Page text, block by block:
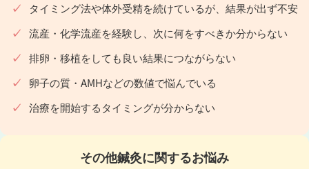
タイミング法や体外受精を続けているが、結果が出ず不安
流産・化学流産を経験し、次に何をすべきか分からない
排卵・移植をしても良い結果につながらない
卵子の質・AMHなどの数値で悩んでいる
治療を開始するタイミングが分からない
その他鍼灸に関するお悩み